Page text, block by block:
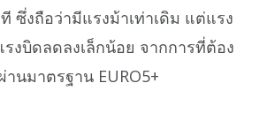
ซึ่งถือว่ามีแรงม้าเท่าเดิม แต่แรง
งบิดลดลงเล็กน้อย จากการที่ต้อง
านมาตรฐาน EURO5+